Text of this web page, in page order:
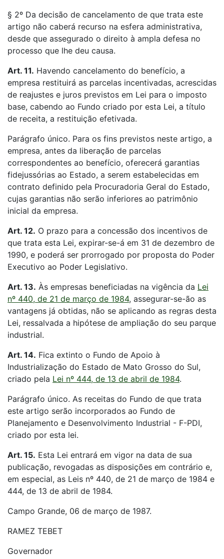
§ 2º Da decisão de cancelamento de que trata este
artigo não caberá recurso na esfera administrativa,
desde que assegurado o direito à ampla defesa no
processo que lhe deu causa.
Art. 11. Havendo cancelamento do benefício, a
empresa restituirá as parcelas incentivadas, acrescidas
de reajustes e juros previstos em Lei para o imposto
base, cabendo ao Fundo criado por esta Lei, a título
de receita, a restituição efetivada.
Parágrafo único. Para os fins previstos neste artigo, a
empresa, antes da liberação de parcelas
correspondentes ao benefício, oferecerá garantias
fidejussórias ao Estado, a serem estabelecidas em
contrato definido pela Procuradoria Geral do Estado,
cujas garantias não serão inferiores ao patrimônio
inicial da empresa.
Art. 12. O prazo para a concessão dos incentivos de
que trata esta Lei, expirar-se-á em 31 de dezembro de
1990, e poderá ser prorrogado por proposta do Poder
Executivo ao Poder Legislativo.
Art. 13. Às empresas beneficiadas na vigência da Lei
nº 440, de 21 de março de 1984, assegurar-se-ão as
vantagens já obtidas, não se aplicando as regras desta
Lei, ressalvada a hipótese de ampliação do seu parque
industrial.
Art. 14. Fica extinto o Fundo de Apoio à
Industrialização do Estado de Mato Grosso do Sul,
criado pela Lei nº 444, de 13 de abril de 1984.
Parágrafo único. As receitas do Fundo de que trata
este artigo serão incorporados ao Fundo de
Planejamento e Desenvolvimento Industrial - F-PDI,
criado por esta lei.
Art. 15. Esta Lei entrará em vigor na data de sua
publicação, revogadas as disposições em contrário e,
em especial, as Leis nº 440, de 21 de março de 1984 e
444, de 13 de abril de 1984.
Campo Grande, 06 de março de 1987.
RAMEZ TEBET
Governador